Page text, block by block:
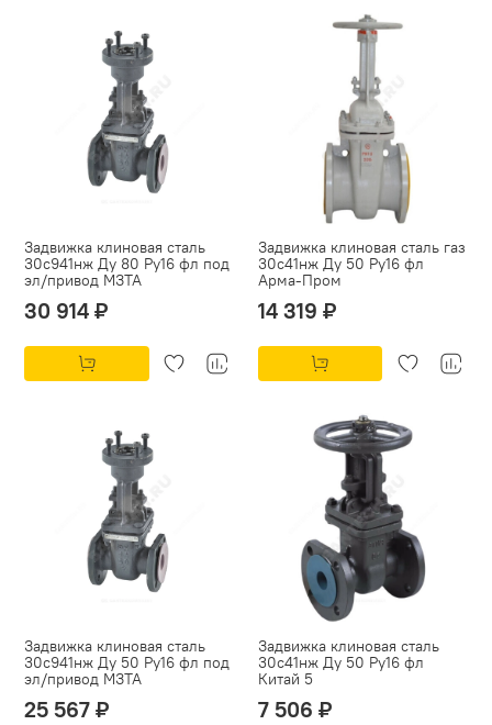
Задвижка клиновая сталь
30с941нж Ду 80 Ру16 фл под
эл/привод МЗТА
30 914 ₽
Задвижка клиновая сталь газ
30с41нж Ду 50 Ру16 фл
Арма-Пром
14 319 ₽
Задвижка клиновая сталь
30с941нж Ду 50 Ру16 фл под
эл/привод МЗТА
25 567 ₽
Задвижка клиновая сталь
30с41нж Ду 50 Ру16 фл
Китай 5
7 506 ₽